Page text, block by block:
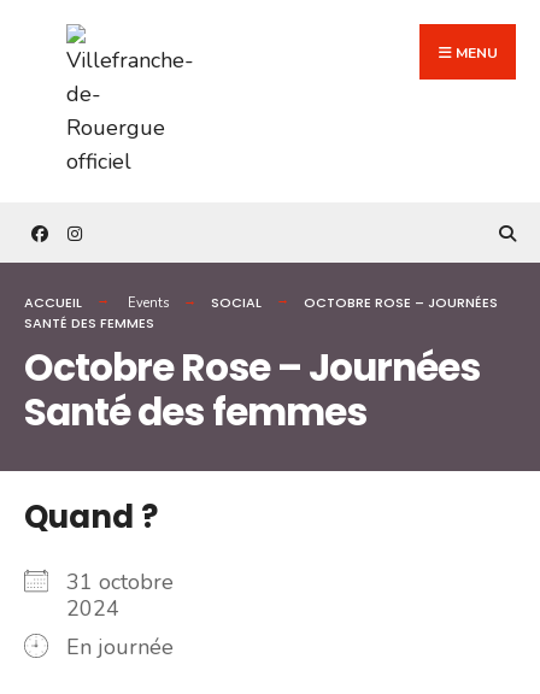
content
MENU
ACCUEIL Events SOCIAL
OCTOBRE ROSE – JOURNÉES
SANTÉ DES FEMMES
Octobre Rose – Journées
Santé des femmes
Quand ?
31 octobre
2024
En journée
for: